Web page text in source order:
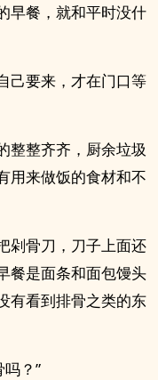
早餐，就和平时没什
己要来，才在门口等
整整齐齐，厨余垃圾
用来做饭的食材和不
剁骨刀，刀子上面还
餐是面条和面包馒头
有看到排骨之类的东
？”